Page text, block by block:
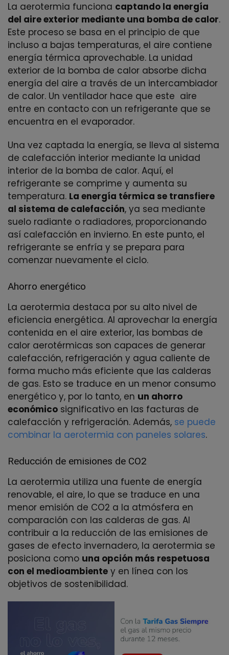
La aerotermia funciona captando la energía
del aire exterior mediante una bomba de calor.
Este proceso se basa en el principio de que
incluso a bajas temperaturas, el aire contiene
energía térmica aprovechable. La unidad
exterior de la bomba de calor absorbe dicha
energía del aire a través de un intercambiador
de calor. Un ventilador hace que este aire
entre en contacto con un refrigerante que se
encuentra en el evaporador.
Una vez captada la energía, se lleva al sistema
de calefacción interior mediante la unidad
interior de la bomba de calor. Aquí, el
refrigerante se comprime y aumenta su
temperatura. La energía térmica se transfiere
al sistema de calefacción, ya sea mediante
suelo radiante o radiadores, proporcionando
así calefacción en invierno. En este punto, el
refrigerante se enfría y se prepara para
comenzar nuevamente el ciclo.
Ahorro energético
La aerotermia destaca por su alto nivel de
eficiencia energética. Al aprovechar la energía
contenida en el aire exterior, las bombas de
calor aerotérmicas son capaces de generar
calefacción, refrigeración y agua caliente de
forma mucho más eficiente que las calderas
de gas. Esto se traduce en un menor consumo
energético y, por lo tanto, en un ahorro
económico significativo en las facturas de
calefacción y refrigeración. Además, se puede
combinar la aerotermia con paneles solares.
Reducción de emisiones de CO2
La aerotermia utiliza una fuente de energía
renovable, el aire, lo que se traduce en una
menor emisión de CO2 a la atmósfera en
comparación con las calderas de gas. Al
contribuir a la reducción de las emisiones de
gases de efecto invernadero, la aerotermia se
posiciona como una opción más respetuosa
con el medioambiente y en línea con los
objetivos de sostenibilidad.